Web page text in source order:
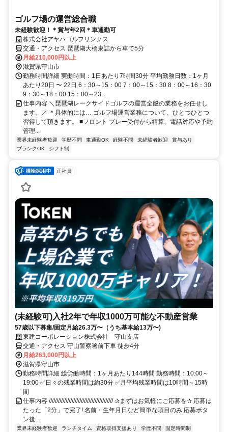
ゴルフ場の運営総合職
未経験歓迎！＊賞与年2回＊車通勤可
株式会社アヤハゴルフリンクス
交通・アクセス 琵琶湖大橋東詰から車で5分
月給210,000円以上
滋賀県守山市
勤務時間詳細 実働時間：1日あたり7時間30分 平均勤務日数：1ヶ月
あたり20日 〜 22日 6：30～15：00 7：00～15：30 8：00～16：30
9：30～18：00 15：00～23...
仕事内容 ＼琵琶湖レークサイドゴルフの運営全般の業務をお任せし
ます。／ ＊具体的には… ゴルフ場運営業務について、ひとつひとつ
習得して頂きます。 ■フロント プレー受付から精算、電話対応や予約
管理...
業界未経験者歓迎 学歴不問 車通勤OK 経験不問 未経験者歓迎
賞与あり
ブランクOK
シフト制
正社員
(未経験可)入社2年で年収1000万可能な不動産営業
57歳以下募集/固定月給26.3万〜（うち基本給13万〜)
東建コーポレーション株式会社 守山支店
交通・アクセス 守山警察署前下車 徒歩4分
月給263,000円以上
滋賀県守山市
勤務時間詳細 総労働時間：1ヶ月あたり144時間 勤務時間：10:00～
19:00 ✅日々の残業時間は約30分 ✅月平均残業時間は10時間～15時
間
仕事内容 ////////////////////////////////////////// ✰まずはお気軽にご応募を✰ 応募は
たった「2分」で完了! 名前・生年月日など簡単な項目のみ 応募ボタ
ン後...
業界未経験者歓迎 ランチタイム 資格取得支援あり 学歴不問
固定時間制